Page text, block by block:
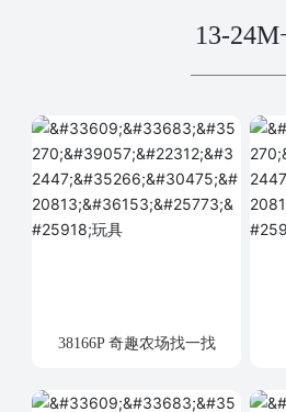
13-
38166P 奇趣农场找一找